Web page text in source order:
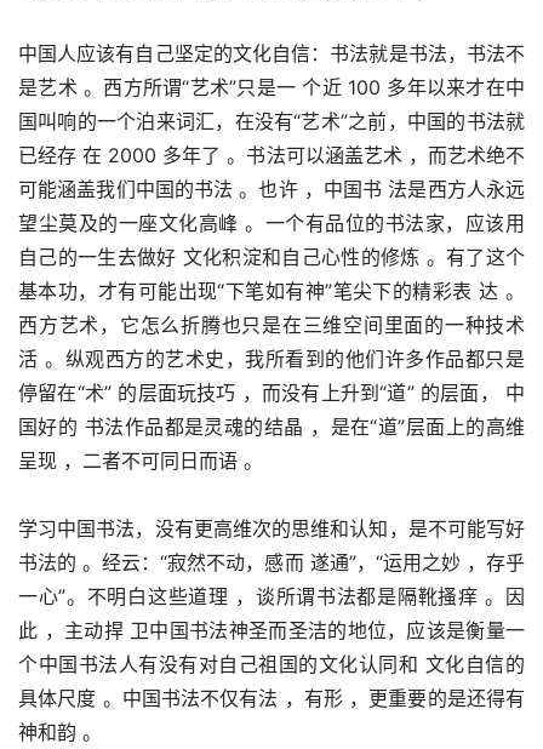
中国人应该有自己坚定的文化自信：书法就是书法，书法不
是艺术 。西方所谓“艺术”只是一 个近 100 多年以来才在中
国叫响的一个泊来词汇，在没有“艺术”之前，中国的书法就
已经存 在 2000 多年了 。书法可以涵盖艺术 ，而艺术绝不
可能涵盖我们中国的书法 。也许 ，中国书 法是西方人永远
望尘莫及的一座文化高峰 。一个有品位的书法家，应该用
自己的一生去做好 文化积淀和自己心性的修炼 。有了这个
基本功，才有可能出现“下笔如有神”笔尖下的精彩表 达 。
西方艺术，它怎么折腾也只是在三维空间里面的一种技术
活 。纵观西方的艺术史，我所看到的他们许多作品都只是
停留在“术” 的层面玩技巧 ，而没有上升到“道” 的层面， 中
国好的 书法作品都是灵魂的结晶 ，是在“道”层面上的高维
呈现 ，二者不可同日而语 。
学习中国书法，没有更高维次的思维和认知，是不可能写好
书法的 。经云：“寂然不动，感而 遂通”，“运用之妙 ，存乎
一心”。不明白这些道理 ，谈所谓书法都是隔靴搔痒 。因
此 ，主动捍 卫中国书法神圣而圣洁的地位，应该是衡量一
个中国书法人有没有对自己祖国的文化认同和 文化自信的
具体尺度 。中国书法不仅有法 ，有形 ，更重要的是还得有
神和韵 。